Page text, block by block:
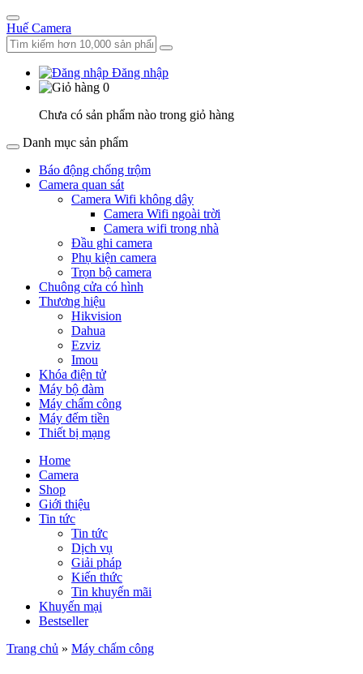
Huế Camera
Đăng nhập
0
Chưa có sản phẩm nào trong giỏ hàng
Danh mục sản phẩm
Báo động chống trộm
Camera quan sát
Camera Wifi không dây
Camera Wifi ngoài trời
Camera wifi trong nhà
Đầu ghi camera
Phụ kiện camera
Trọn bộ camera
Chuông cửa có hình
Thương hiệu
Hikvision
Dahua
Ezviz
Imou
Khóa điện tử
Máy bộ đàm
Máy chấm công
Máy đếm tiền
Thiết bị mạng
Home
Camera
Shop
Giới thiệu
Tin tức
Tin tức
Dịch vụ
Giải pháp
Kiến thức
Tin khuyến mãi
Khuyến mại
Bestseller
Trang chủ » Máy chấm công